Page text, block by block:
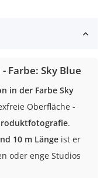
Farbe: Sky Blue
in der Farbe Sky
Oberfläche -
.
10 m Länge ist er
oder enge Studios